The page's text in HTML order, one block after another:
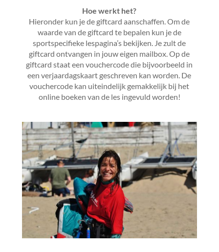
Hoe werkt het?
Hieronder kun je de giftcard aanschaffen. Om de
waarde van de giftcard te bepalen kun je de
sportspecifieke lespagina’s bekijken. Je zult de
giftcard ontvangen in jouw eigen mailbox. Op de
giftcard staat een vouchercode die bijvoorbeeld in
een verjaardagskaart geschreven kan worden. De
vouchercode kan uiteindelijk gemakkelijk bij het
online boeken van de les ingevuld worden!